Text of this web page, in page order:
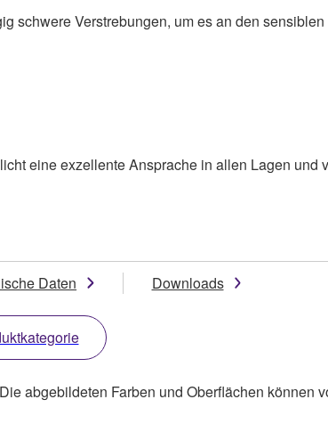
schwere Verstrebungen, um es an den
eine exzellente Ansprache in allen Lagen und
Daten Downloads
abgebildeten Farben und Oberflächen können